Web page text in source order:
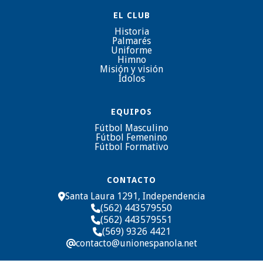
EL CLUB
Historia
Palmarés
Uniforme
Himno
Misión y visión
Ídolos
EQUIPOS
Fútbol Masculino
Fútbol Femenino
Fútbol Formativo
CONTACTO
Santa Laura 1291, Independencia
(562) 443579550
(562) 443579551
(569) 9326 4421
@contacto@unionespanola.net